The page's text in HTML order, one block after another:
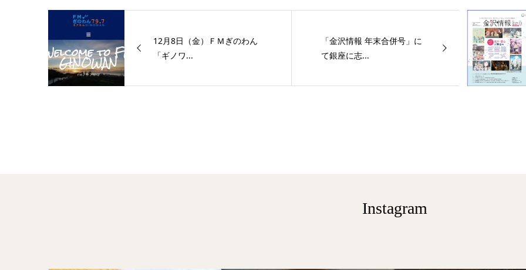
12月8日（金）ＦＭぎのわん
「ギノワ...
「金沢情報 年末合併号」に
て銀座に志...
Instagram